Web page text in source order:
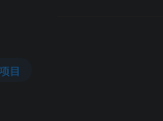
目